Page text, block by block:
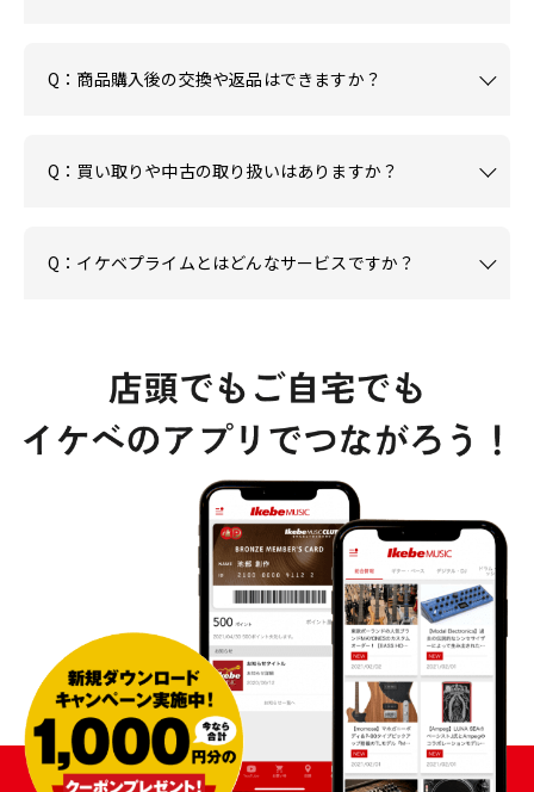
Q：商品購入後の交換や返品はできますか？
Q：買い取りや中古の取り扱いはありますか？
Q：イケベプライムとはどんなサービスですか？